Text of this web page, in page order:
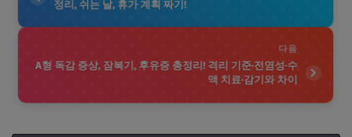
정리, 쉬는 날, 휴가 계획 짜기!
다음
A형 독감 증상, 잠복기, 후유증 총정리! 격리 기준·전염성·수
액 치료·감기와 차이